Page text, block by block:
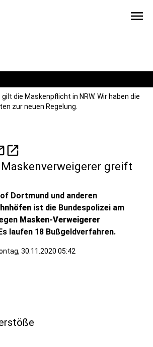
menu
die Maskenpflicht in NRW. Wir haben die
zur neuen Regelung.
open_in_new
greift
Dortmund und anderen
ist die Bundespolizei am
Masken-Verweigerer
laufen 18 Bußgeldverfahren.
30.11.2020 05:42